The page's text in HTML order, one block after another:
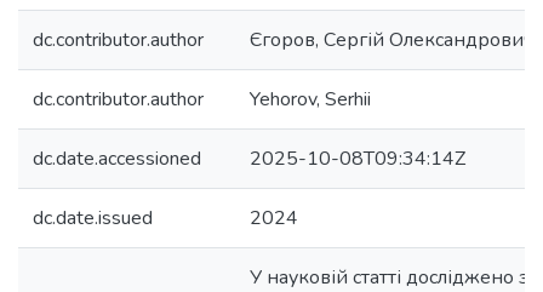
dc.contributor.author Єгоров, Сергій Олександрович
dc.contributor.author Yehorov, Serhii
dc.date.accessioned 2025-10-08T09:34:14Z
dc.date.issued 2024
У науковій статті досліджено